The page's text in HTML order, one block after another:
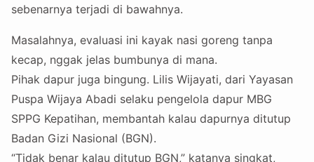
sebenarnya terjadi di bawahnya.
Masalahnya, evaluasi ini kayak nasi goreng tanpa
kecap, nggak jelas bumbunya di mana.
Pihak dapur juga bingung. Lilis Wijayati, dari Yayasan
Puspa Wijaya Abadi selaku pengelola dapur MBG
SPPG Kepatihan, membantah kalau dapurnya ditutup
Badan Gizi Nasional (BGN).
“Tidak benar kalau ditutup BGN,” katanya singkat,